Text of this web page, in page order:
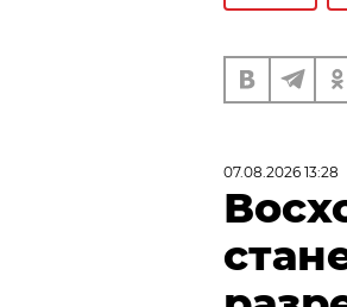
07.08.2026 13:28